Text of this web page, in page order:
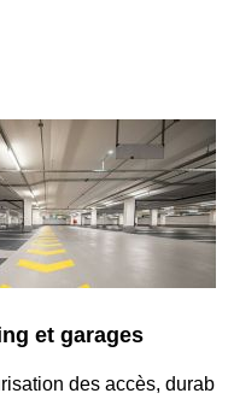
accès, durabilité des